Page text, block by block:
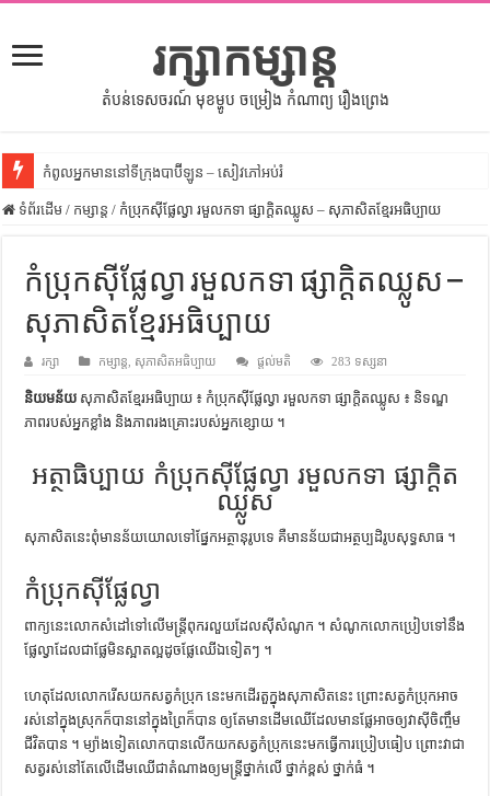
រក្សាកម្សាន្ត
តំបន់ទេសចរណ៍ មុខម្ហូប ចម្រៀង កំណាព្យ រឿងព្រេង
កំពូលអ្នកមាននៅទីក្រុងបាប៊ីឡូន – សៀវភៅអប់រំ
សីលធម៌នៅក្នុងសង្គមខ្មែរ – សៀវភៅចំណេះដឹងទូទៅ
ទំលៀមទម្លាប់ប្រពៃណីជនជាតិចិន – សៀវភៅចំណេះដឹងទូទៅ
ដើមកំណើតអង្គរ – សៀវភៅចំណេះដឹងទូទៅ
ដើមកំណើតជនជាតិខ្មែរ – អត្ថបទស្រាវជ្រាវ
ទំនាក់ទំនងកម្ពុជានិងចិន – សៀវភៅចំណេះដឹងទូទៅ
ព្រះបាទធម្មិក – សៀវភៅចំណេះដឹងទូទៅ
រដ្ឋបាល និង រដ្ឋបាលវិមជ្ឈការ – អត្ថបទស្រាវជ្រាវ
ការស្វែងយល់អំពី ល្ខោនខោល – សៀវភៅចំណេះដឹងទូទៅ
ទំព័រដើម / កម្សាន្ត / កំប្រុកស៊ីផ្លែល្វា រមួលកទា ផ្សាក្តិតឈ្លូស – សុភាសិតខ្មែរអធិប្បាយ
កំប្រុកស៊ីផ្លែល្វា រមួលកទា ផ្សាក្តិតឈ្លូស –
សុភាសិតខ្មែរអធិប្បាយ
រក្សា កម្សាន្ត សុភាសិតអធិប្បាយ ផ្តល់មតិ 283 ទស្សនា
និយមន័យ សុភាសិតខ្មែរអធិប្បាយ ៖ កំប្រុកស៊ីផ្លែល្វា រមួលកទា ផ្សាក្តិតឈ្លូស ៖ និទណ្ឌ
ភាព​របស់​អ្នក​ខ្លាំង និង​ភាព​រងគ្រោះ​របស់​អ្នក​ខ្សោយ ។
អត្ថាធិប្បាយ កំប្រុកស៊ីផ្លែល្វា រមួលកទា ផ្សាក្តិត
ឈ្លូស
សុភាសិត​នេះ​ពុំ​មាន​ន័យ​យោល​ទៅ​ផ្នែក​អត្ថានុរូប​ទេ គឺ​មាន​ន័យ​ជា​អត្ថប្បដិរូប​សុទ្ធសាធ ។
កំប្រុកស៊ីផ្លែល្វា
ពាក្យ​នេះ​លោក​សំដៅ​ទៅ​លើ​មន្ត្រី​ពុករលួយ​ដែល​ស៊ី​សំណូក ។ សំណូក​លោក​ប្រៀប​ទៅ​នឹង​
ផ្លែល្វា​ដែល​ជា​ផ្លែ​មិន​ស្អាត​ល្អ​ដូច​ផ្លែឈើ​ឯ​ទៀតៗ ។
ហេតុ​ដែល​លោក​រើស​យក​សត្វ​កំប្រុក​ នេះ​មក​ដើរ​តួ​ក្នុង​សុភាសិត​នេះ ព្រោះ​សត្វ​កំប្រុក​អាច​
រស់​នៅ​ក្នុង​ស្រុក​ក៏​បាន​នៅ​ក្នុង​ព្រៃ​ក៏​បាន​ ឲ្យ​តែ​មាន​ដើមឈើ​ដែល​មាន​ផ្លែ​អាច​ឲ្យ​វា​ស៊ី​ចិញ្ចឹម​
ជីវិត​បាន ។ ម្យ៉ាងទៀត​លោក​បាន​លើក​យក​សត្វ​កំប្រុក​នេះ​មក​ធ្វើការ​ប្រៀបធៀប ព្រោះ​វា​ជា​
សត្វ​រស់​នៅ​តែ​លើ​ដើមឈើ​ជា​តំណាង​ឲ្យ​មន្ត្រី​ថ្នាក់​លើ ថ្នាក់​ខ្ពស់ ថ្នាក់​ធំ ។